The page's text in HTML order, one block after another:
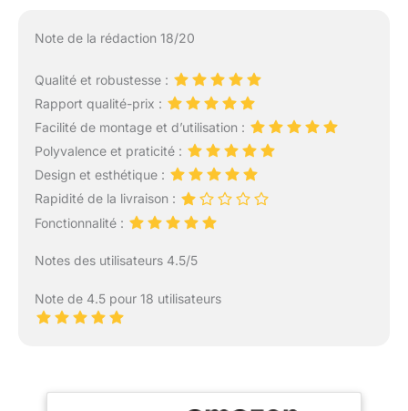
Note de la rédaction 18/20
Qualité et robustesse :
Rapport qualité-prix :
Facilité de montage et d’utilisation :
Polyvalence et praticité :
Design et esthétique :
Rapidité de la livraison :
Fonctionnalité :
Notes des utilisateurs 4.5/5
Note de 4.5 pour 18 utilisateurs